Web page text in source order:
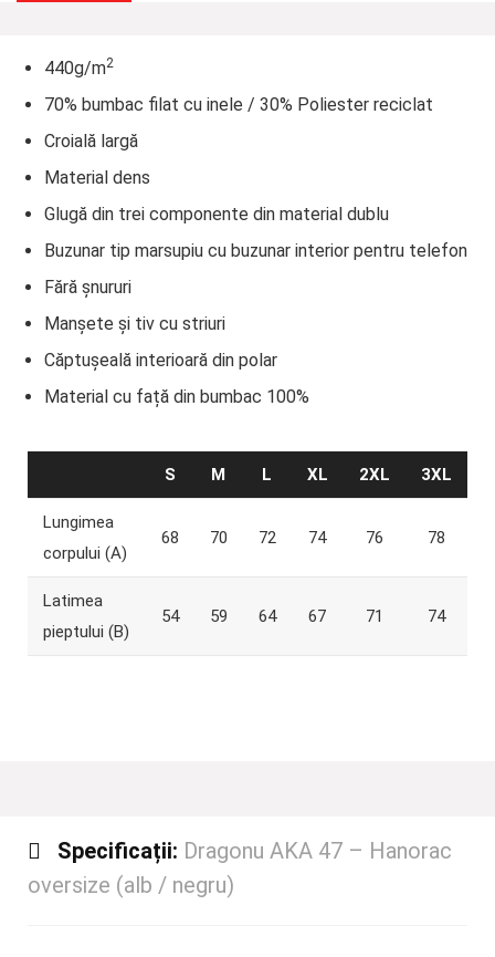
440g/m2
70% bumbac filat cu inele / 30% Poliester reciclat
Croială largă
Material dens
Glugă din trei componente din material dublu
Buzunar tip marsupiu cu buzunar interior pentru telefon
Fără șnururi
Manșete și tiv cu striuri
Căptușeală interioară din polar
Material cu față din bumbac 100%
S M L XL 2XL 3XL
Lungimea
corpului (A)
68 70 72 74 76 78
Latimea
pieptului (B)
54 59 64 67 71 74
Specificații: Dragonu AKA 47 – Hanorac
oversize (alb / negru)